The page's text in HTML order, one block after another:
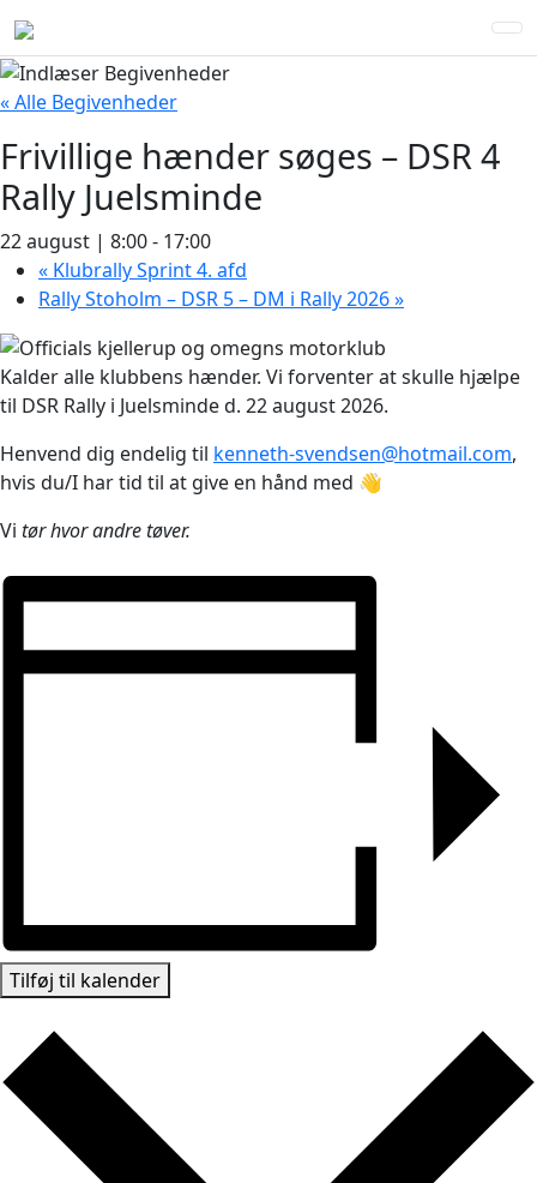
« Alle Begivenheder
Frivillige hænder søges – DSR 4
Rally Juelsminde
22 august | 8:00- 17:00
« Klubrally Sprint 4. afd
Rally Stoholm – DSR 5 – DM i Rally 2026»
Kalder alle klubbens hænder. Vi forventer at skulle hjælpe
til DSR Rally i Juelsminde d. 22 august 2026.
Henvend dig endelig til kenneth-svendsen@hotmail.com,
hvis du/I har tid til at give en hånd med 👋
Vi tør hvor andre tøver.
Tilføj til kalender